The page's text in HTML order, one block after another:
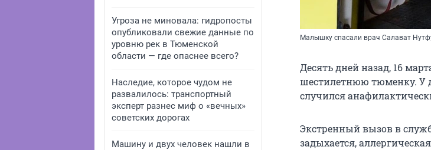
Угроза не миновала: гидропосты
опубликовали свежие данные по
уровню рек в Тюменской
области — где опаснее всего?
Наследие, которое чудом не
развалилось: транспортный
эксперт разнес миф о «вечных»
советских дорогах
Машину и двух человек нашли в
Малышку спасали врач Салават
Десять дней назад, 16
шестилетнюю тюменку. У
случился
Экстренный вызов в
задыхается,